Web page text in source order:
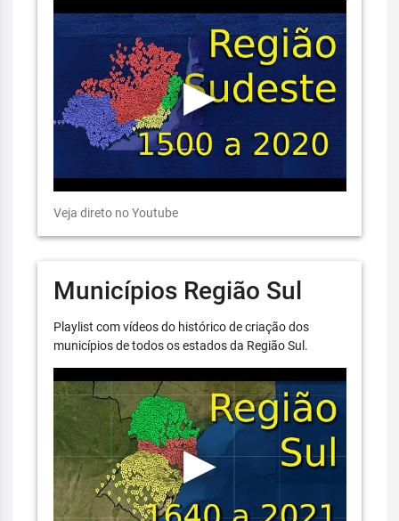
Veja direto no Youtube
Municípios Região Sul
Playlist com vídeos do histórico de criação dos
municípios de todos os estados da Região Sul.